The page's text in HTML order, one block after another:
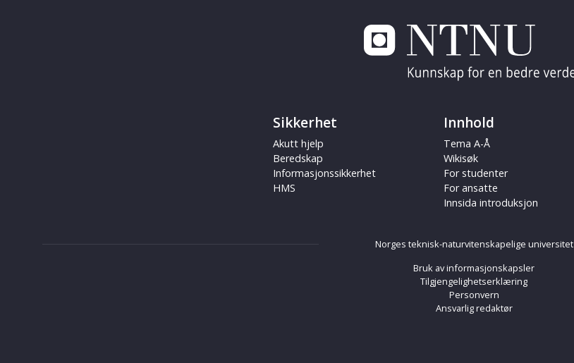
Sikkerhet
Akutt hjelp
Beredskap
Informasjonssikkerhet
HMS
Innhold
Tema A-Å
Wikisøk
For studenter
For ansatte
Innsida introduksjon
Norges teknisk-naturvitenskapelige universitet
Bruk av informasjonskapsler
Tilgjengelighetserklæring
Personvern
Ansvarlig redaktør